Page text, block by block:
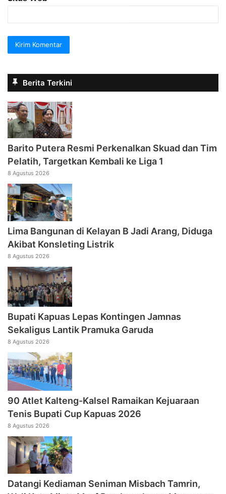
Berita Terkini
Barito Putera Resmi Perkenalkan Skuad dan Tim
Pelatih, Targetkan Kembali ke Liga 1
8 Agustus 2026
Lima Bangunan di Kelayan B Jadi Arang, Diduga
Akibat Konsleting Listrik
8 Agustus 2026
Bupati Kapuas Lepas Kontingen Jamnas
Sekaligus Lantik Pramuka Garuda
8 Agustus 2026
90 Atlet Kalteng-Kalsel Ramaikan Kejuaraan
Tenis Bupati Cup Kapuas 2026
8 Agustus 2026
Datangi Kediaman Seniman Misbach Tamrin,